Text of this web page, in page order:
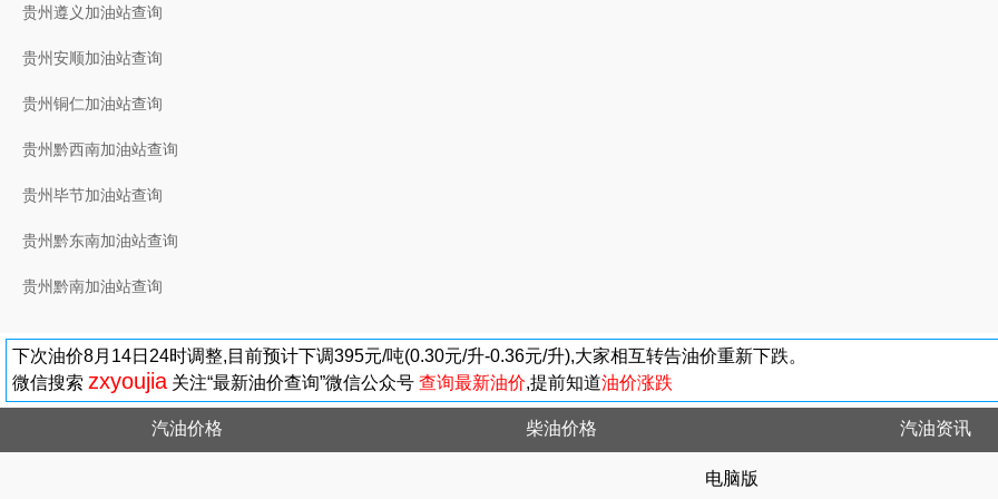
贵州遵义加油站查询
贵州安顺加油站查询
贵州铜仁加油站查询
贵州黔西南加油站查询
贵州毕节加油站查询
贵州黔东南加油站查询
贵州黔南加油站查询
下次油价8月14日24时调整,目前预计下调395元/吨(0.30元/升-0.36元/升),大家相互转告油价重新下跌。
微信搜索 zxyoujia 关注“最新油价查询”微信公众号 查询最新油价,提前知道油价涨跌
汽油价格 柴油价格 汽油资讯
电脑版